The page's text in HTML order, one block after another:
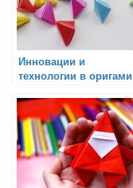
Инновации и
технологии в оригами